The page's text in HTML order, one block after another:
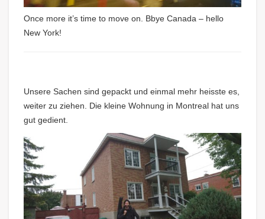
Once more it’s time to move on. Bbye Canada – hello
New York!
Unsere Sachen sind gepackt und einmal mehr heisste es,
weiter zu ziehen. Die kleine Wohnung in Montreal hat uns
gut gedient.